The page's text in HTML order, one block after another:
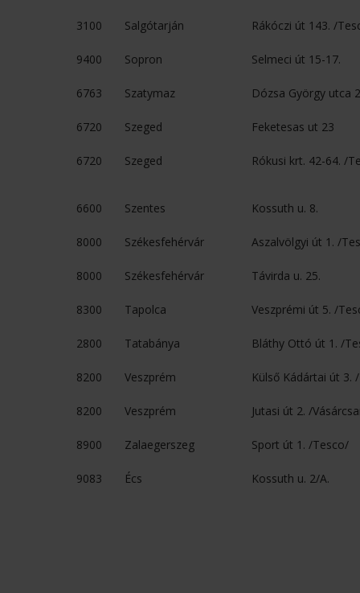
3100 Salgótarján Rákóczi út 143. /
9400 Sopron Selmeci út 15-17.
6763 Szatymaz Dózsa György utca
6720 Szeged Feketesas ut 23
6720 Szeged Rókusi krt. 42-64. /
6600 Szentes Kossuth u. 8.
8000 Székesfehérvár Aszalvölgyi út 1. /
8000 Székesfehérvár Távirda u. 25.
8300 Tapolca Veszprémi út 5. /
2800 Tatabánya Bláthy Ottó út 1. /
8200 Veszprém Külső Kádártai út 3.
8200 Veszprém Jutasi út 2. /
8900 Zalaegerszeg Sport út 1. /Tesco/
9083 Écs Kossuth u. 2/A.